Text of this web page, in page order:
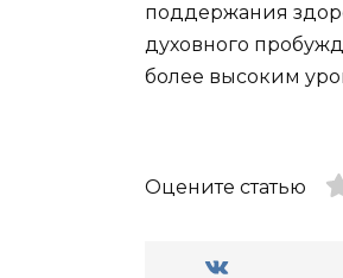
поддержания
духовного
более высоким
Оцените статью